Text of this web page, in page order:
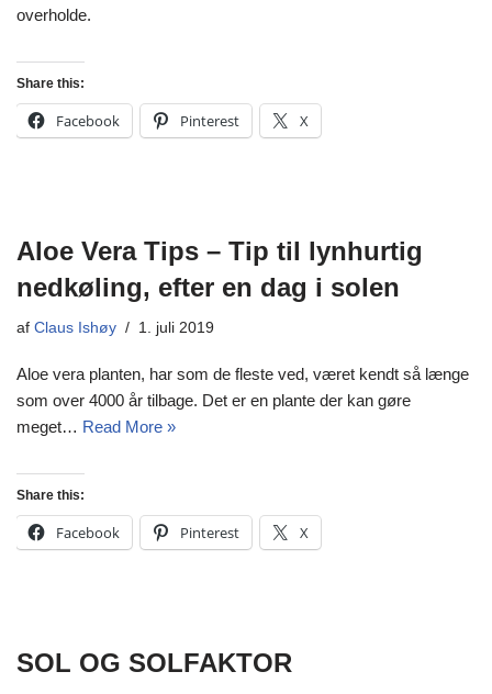
overholde.
Share this:
Facebook Pinterest X
Aloe Vera Tips – Tip til lynhurtig
nedkøling, efter en dag i solen
af Claus Ishøy 1. juli 2019
Aloe vera planten, har som de fleste ved, været kendt så længe
som over 4000 år tilbage. Det er en plante der kan gøre
meget… Read More »
Share this:
Facebook Pinterest X
SOL OG SOLFAKTOR